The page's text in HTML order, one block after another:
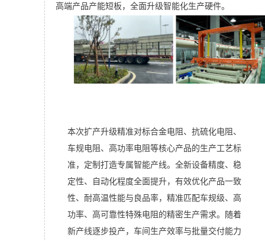
高端产品产能短板，全面升级智能化生产硬件。
本次扩产升级精准对标合金电阻、抗硫化电阻、
车规电阻、高功率电阻等核心产品的生产工艺标
准，定制打造专属智能产线。全新设备精度、稳
定性、自动化程度全面提升，有效优化产品一致
性、耐高温性能与良品率，精准匹配车规级、高
功率、高可靠性特殊电阻的精密生产需求。随着
新产线逐步投产，车间生产效率与批量交付能力